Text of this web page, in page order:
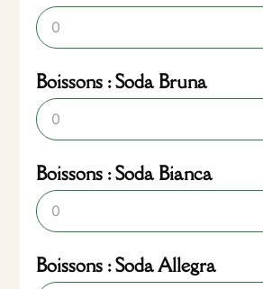
Boissons : Soda Bruna
Boissons : Soda Bianca
Boissons : Soda Allegra